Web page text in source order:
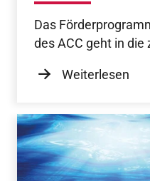
Das
des ACC geht in die
Weiterlesen